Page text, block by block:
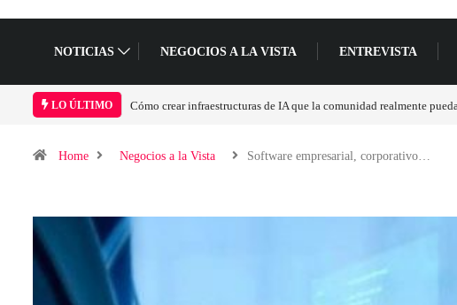
NOTICIAS NEGOCIOS A LA VISTA ENTREVISTA
LO ÚLTIMO Las tarjetas gráficas RDNA 5 ya están en fase avanzada de desarrollo
Home Negocios a la Vista Software empresarial, corporativo…